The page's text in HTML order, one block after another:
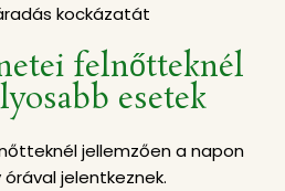
kockázatát
felnőtteknél
esetek
jellemzően a napon
jelentkeznek.